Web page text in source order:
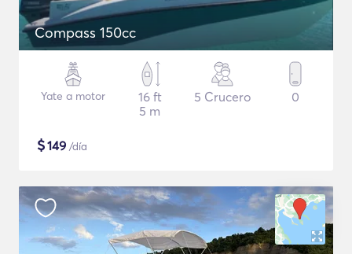
Compass 150cc
Yate a motor
16 ft
5 m
5 Crucero 0
$149 /día